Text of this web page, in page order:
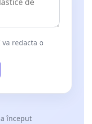
redacta o
început